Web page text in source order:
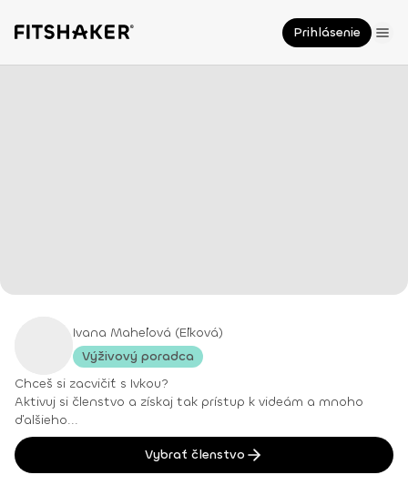
Prihlásenie
Ivana Maheľová (Eľková)
Výživový poradca
Chceš si zacvičiť s Ivkou?
Aktivuj si členstvo a získaj tak prístup k videám a mnoho
ďalšieho...
Vybrať členstvo